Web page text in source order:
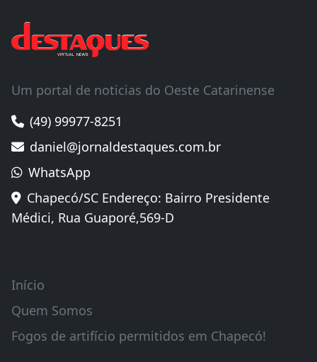
Um portal de noticias do Oeste Catarinense
(49) 99977-8251
daniel@jornaldestaques.com.br
WhatsApp
Chapecó/SC Endereço: Bairro Presidente
Médici, Rua Guaporé,569-D
Início
Quem Somos
Fogos de artifício permitidos em Chapecó!